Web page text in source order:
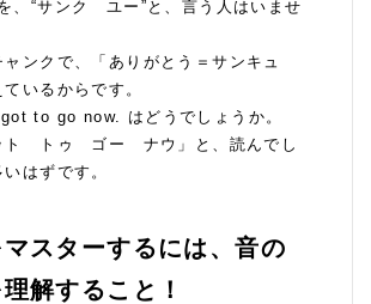
、“サンク ユー”と、言う人はいませ
ンクで、「ありがとう＝サンキュ
いるからです。
to go now. はどうでしょうか。
ト トゥ ゴー ナウ」と、読んでし
はずです。
スターするには、音の
解すること！